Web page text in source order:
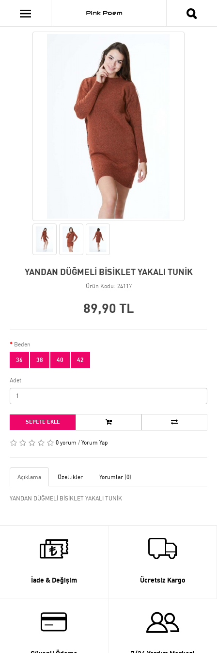
YANDAN DÜĞMELİ BİSİKLET YAKALI TUNİK
Ürün Kodu: 24117
89,90 TL
Beden
36 38 40 42
Adet
SEPETE EKLE
0 yorum / Yorum Yap
Açıklama Özellikler Yorumlar (0)
YANDAN DÜĞMELİ BİSİKLET YAKALI TUNİK
İade & Değişim Ücretsiz Kargo